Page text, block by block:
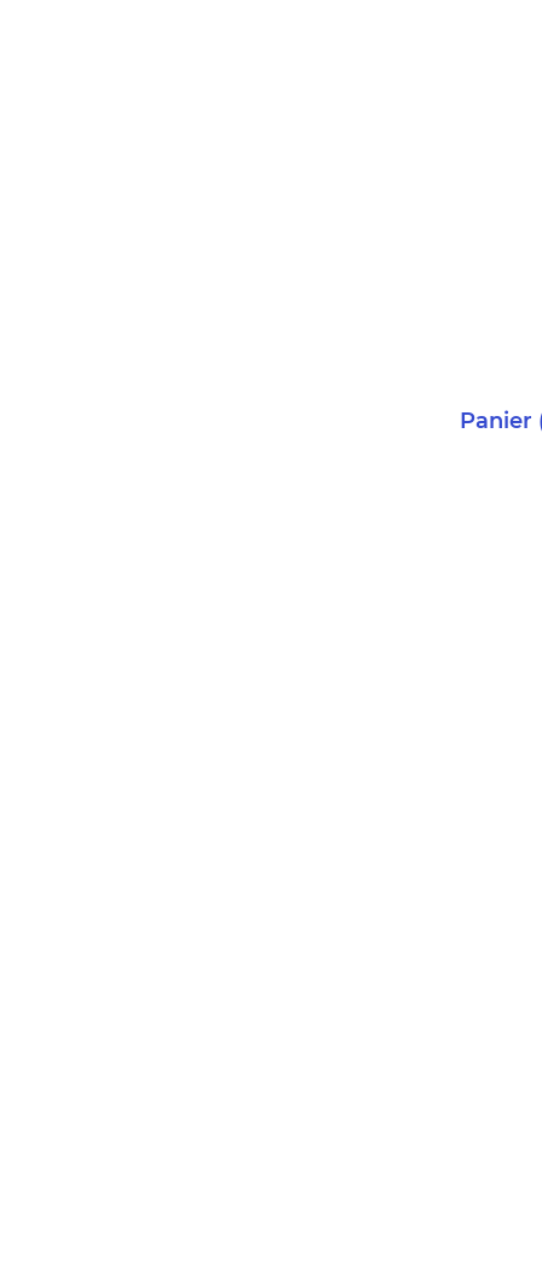
Panier